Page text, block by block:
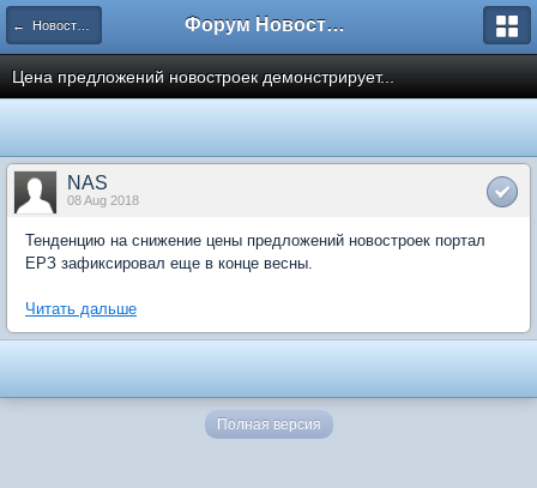
← Новости рынка недвижимости Форум Новостройки
Цена предложений новостроек демонстрирует...
NAS
08 Aug 2018
Тенденцию на снижение цены предложений новостроек портал
ЕРЗ зафиксировал еще в конце весны.
Читать дальше
Полная версия